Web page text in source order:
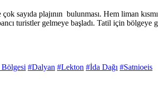
sayıda plajının bulunması. Hem liman
turistler gelmeye başladı. Tatil için bölgeye
Bölgesi #Dalyan #Lekton #İda Dağı #Satnioeis